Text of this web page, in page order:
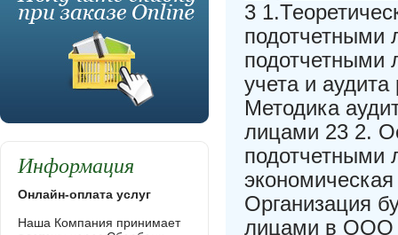
3
подотчетными
подотчетными
учета и
Методика
лицами 23 2.
подотчетными
Организация
лицами в ООО
Информация
Онлайн-оплата услуг
Наша Компания принимает